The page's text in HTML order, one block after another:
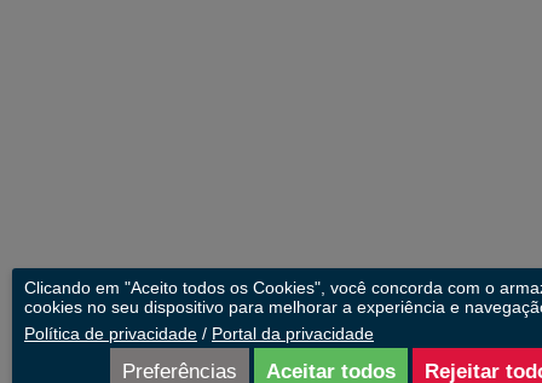
Clicando em "Aceito todos os Cookies", você concorda com o
cookies no seu dispositivo para melhorar a experiência e
Política de privacidade / Portal da privacidade
Preferências Aceitar todos Rejeitar